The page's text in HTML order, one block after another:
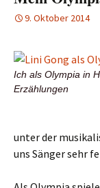
9. Oktober 2014
Ich als Olympia in
Erzählungen
unter der
uns Sänger sehr